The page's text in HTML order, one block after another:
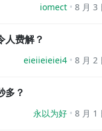
iomect 8 月 3
人费解？
eieiieieiei4 8 月 2
多？
永以为好 8 月 1